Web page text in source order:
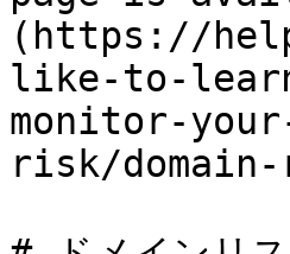
(https://
like-to-
monitor-
risk/